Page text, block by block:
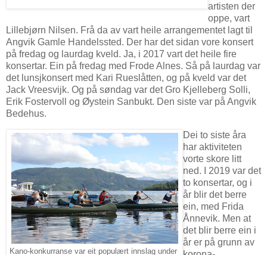
artisten der
oppe, vart
Lillebjørn Nilsen. Frå da av vart heile arrangementet lagt til
Angvik Gamle Handelssted. Der har det sidan vore konsert
på fredag og laurdag kveld. Ja, i 2017 vart det heile fire
konsertar. Ein på fredag med Frode Alnes. Så på laurdag var
det lunsjkonsert med Kari Rueslåtten, og på kveld var det
Jack Vreesvijk. Og på søndag var det Gro Kjelleberg Solli,
Erik Fostervoll og Øystein Sanbukt. Den siste var på Angvik
Bedehus.
Kano-konkurranse var eit populært innslag under
Dei to siste åra
har aktiviteten
vorte skore litt
ned. I 2019 var det
to konsertar, og i
år blir det berre
ein, med Frida
Ånnevik. Men at
det blir berre ein i
år er på grunn av